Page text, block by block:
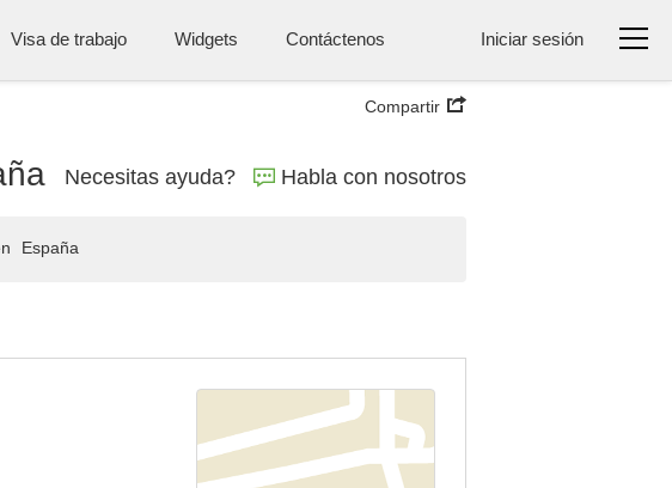
Visa de trabajo Widgets Contáctenos Iniciar sesión
Compartir
Necesitas ayuda? Habla con nosotros
España